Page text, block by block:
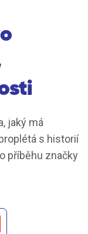
jaký má
s historií
příběhu značky